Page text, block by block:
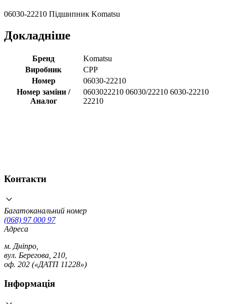
06030-22210 Підшипник Komatsu
Докладніше
Бренд
Komatsu
Виробник
CPP
Номер
06030-22210
Номер заміни /
Аналог
0603022210 06030/22210 6030-22210
22210
Контакти
Багатоканальний номер
(068) 97 000 97
Адреса
м. Дніпро,
вул. Берегова, 210,
оф. 202 («ДАТП 11228»)
Інформація